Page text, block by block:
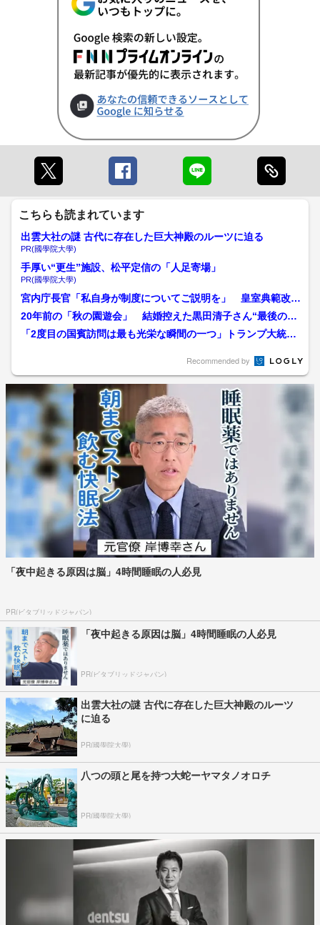
こちらも読まれています
出雲大社の謎 古代に存在した巨大神殿のルーツに迫る
PR(國學院大學)
手厚い“更生”施設、松平定信の「人足寄場」
PR(國學院大學)
宮内庁長官「私自身が制度についてご説明を」 皇室典範改正
案成立後 養子縁組は「皇...
20年前の「秋の園遊会」 結婚控えた黒田清子さん“最後の参
加” 月末には両陛下主...
「2度目の国賓訪問は最も光栄な瞬間の一つ」トランプ大統領
Recommended by
「夜中起きる原因は脳」4時間睡眠の人必見
PR(ビタブリッドジャパン)
「夜中起きる原因は脳」4時間睡眠の人必見
PR(ビタブリッドジャパン)
出雲大社の謎 古代に存在した巨大神殿のルーツ
に迫る
PR(國學院大學)
八つの頭と尾を持つ大蛇ーヤマタノオロチ
PR(國學院大學)